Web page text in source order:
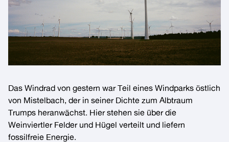
Das Windrad von gestern war Teil eines Windparks östlich
von Mistelbach, der in seiner Dichte zum Albtraum
Trumps heranwächst. Hier stehen sie über die
Weinviertler Felderund Hügel verteilt und liefern
fossilfreie Energie.